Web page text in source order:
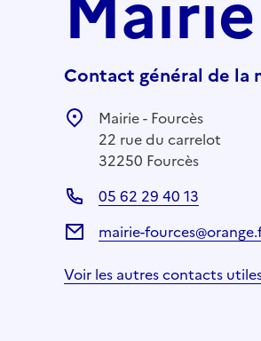
Contact général de la
Mairie - Fourcès
22 rue du carrelot
32250 Fourcès
05 62 29 40 13
mairie-
Voir les autres contacts